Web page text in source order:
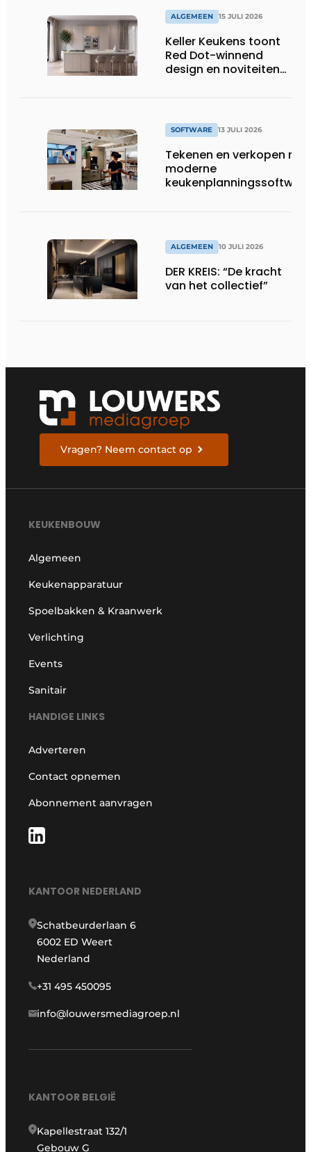
huishoudens, wat
overeenkomt met het
wassen van 22.023.110
voetbalshirts
ALGEMEEN 15 JULI 2026
Keller Keukens toont
Red Dot-winnend
design en noviteiten
SOFTWARE 13 JULI 2026
Tekenen en verkopen met
moderne
keukenplanningssoftware
ALGEMEEN 10 JULI 2026
DER KREIS: “De kracht
van het collectief”
Vragen? Neem contact op
KEUKENBOUW
Algemeen
Keukenapparatuur
Spoelbakken & Kraanwerk
Verlichting
Events
Sanitair
HANDIGE LINKS
Adverteren
Contact opnemen
Abonnement aanvragen
KANTOOR NEDERLAND
Schatbeurderlaan 6
6002 ED Weert
Nederland
+31 495 450095
info@louwersmediagroep.nl
KANTOOR BELGIË
Kapellestraat 132/1
Gebouw G